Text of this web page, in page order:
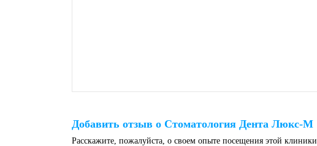
Добавить отзыв о Стоматология Дента Люкс-М
Расскажите, пожалуйста, о своем опыте посещения этой клиники.